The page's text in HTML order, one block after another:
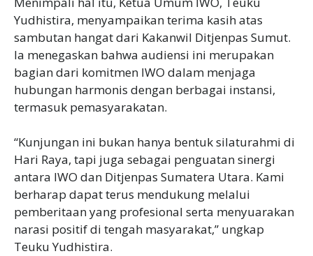
Yudhistira, menyampaikan terima kasih atas
sambutan hangat dari Kakanwil Ditjenpas Sumut.
Ia menegaskan bahwa audiensi ini merupakan
bagian dari komitmen IWO dalam menjaga
hubungan harmonis dengan berbagai instansi,
termasuk pemasyarakatan.
“Kunjungan ini bukan hanya bentuk silaturahmi di
Hari Raya, tapi juga sebagai penguatan sinergi
antara IWO dan Ditjenpas Sumatera Utara. Kami
berharap dapat terus mendukung melalui
pemberitaan yang profesional serta menyuarakan
narasi positif di tengah masyarakat,” ungkap
Teuku Yudhistira.